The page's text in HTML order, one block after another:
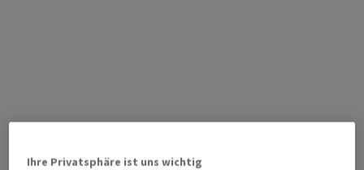
Ihre Privatsphäre ist uns wichtig